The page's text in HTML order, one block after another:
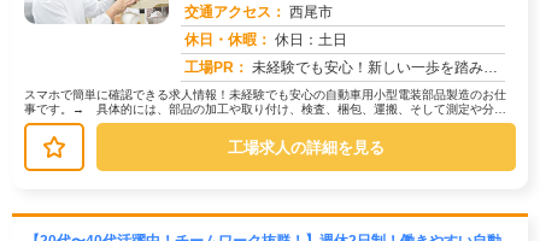
交通アクセス： 西尾市
休日・休暇： 休日：土日
工場PR： 未経験でも安心！新しい一歩を踏み出してみませんか？→学歴・経験・資格は一切不問です！ブランクのある方も大歓迎です。...
スマホで簡単に確認できる求人情報！未経験でも安心の自動車用小型電装部品製造のお仕
事です。→ 具体的には、部品の加工や取り付け、検査、梱包、運搬、そして測定や分解
作業などを行います。→ 一つひとつ...
工場求人の詳細を見る